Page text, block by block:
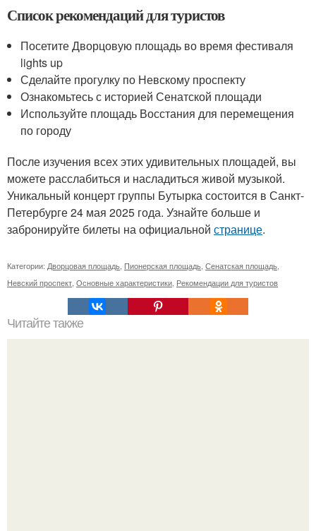
Список рекомендаций для туристов
Посетите Дворцовую площадь во время фестиваля
lights up
Сделайте прогулку по Невскому проспекту
Ознакомьтесь с историей Сенатской площади
Используйте площадь Восстания для перемещения
по городу
После изучения всех этих удивительных площадей, вы
можете расслабиться и насладиться живой музыкой.
Уникальный концерт группы Бутырка состоится в Санкт-
Петербурге 24 мая 2025 года. Узнайте больше и
забронируйте билеты на официальной странице.
Категории: Дворцовая площадь Пионерская площадь Сенатская площадь
Невский проспект Основные характеристики Рекомендации для туристов
Читайте также